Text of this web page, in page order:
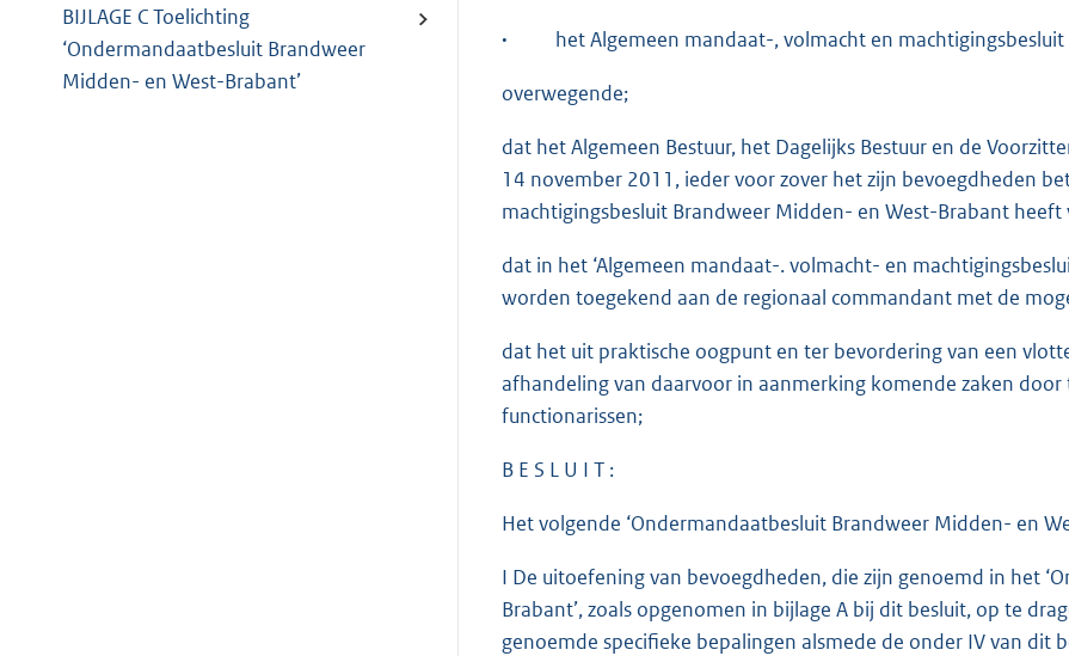
BIJLAGE C Toelichting
‘Ondermandaatbesluit Brandweer
Midden- en West-Brabant’
· het Algemeen mandaat-, volmacht en
overwegende;
dat het Algemeen Bestuur, het Dagelijks Bestuur en de
14 november 2011, ieder voor zover het zijn bevoegdheden
machtigingsbesluit Brandweer Midden- en West-Brabant heeft
dat in het ‘Algemeen mandaat-. volmacht- en
worden toegekend aan de regionaal commandant met de
dat het uit praktische oogpunt en ter bevordering van een
afhandeling van daarvoor in aanmerking komende zaken
functionarissen;
B E S L U I T :
Het volgende ‘Ondermandaatbesluit Brandweer Midden- en
I De uitoefening van bevoegdheden, die zijn genoemd in het
Brabant’, zoals opgenomen in bijlage A bij dit besluit, op te
genoemde specifieke bepalingen alsmede de onder IV van dit